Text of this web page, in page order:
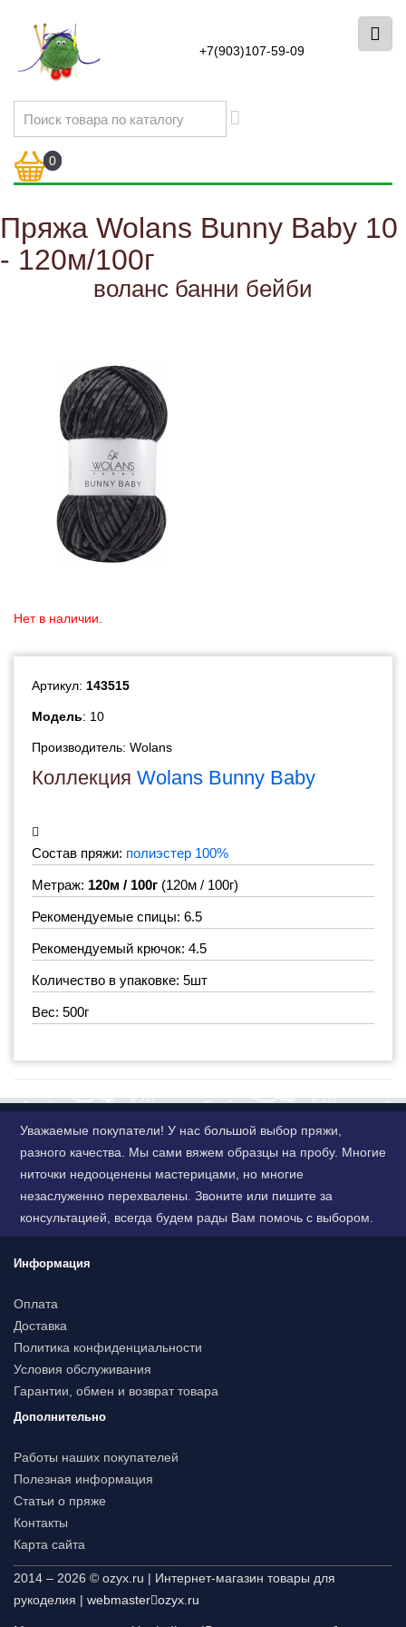
+7(903)107-59-09
0
Пряжа Wolans Bunny Baby 10
- 120м/100г
воланс банни бейби
Нет в наличии.
Артикул: 143515
Модель: 10
Производитель: Wolans
Коллекция Wolans Bunny Baby
Состав пряжи: полиэстер 100%
Метраж: 120м / 100г (120м / 100г)
Рекомендуемые спицы: 6.5
Рекомендуемый крючок: 4.5
Количество в упаковке: 5шт
Вес: 500г
Уважаемые покупатели! У нас большой выбор пряжи,
разного качества. Мы сами вяжем образцы на пробу. Многие
ниточки недооценены мастерицами, но многие
незаслуженно перехвалены. Звоните или пишите за
консультацией, всегда будем рады Вам помочь с выбором.
Информация
Оплата
Доставка
Политика конфиденциальности
Условия обслуживания
Гарантии, обмен и возврат товара
Дополнительно
Работы наших покупателей
Полезная информация
Статьи о пряже
Контакты
Карта сайта
2014 – 2026 © ozyx.ru | Интернет-магазин товары для
рукоделия | webmaster ozyx.ru